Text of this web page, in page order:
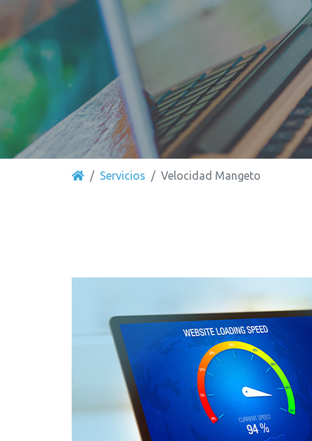
Servicios Velocidad Mangeto